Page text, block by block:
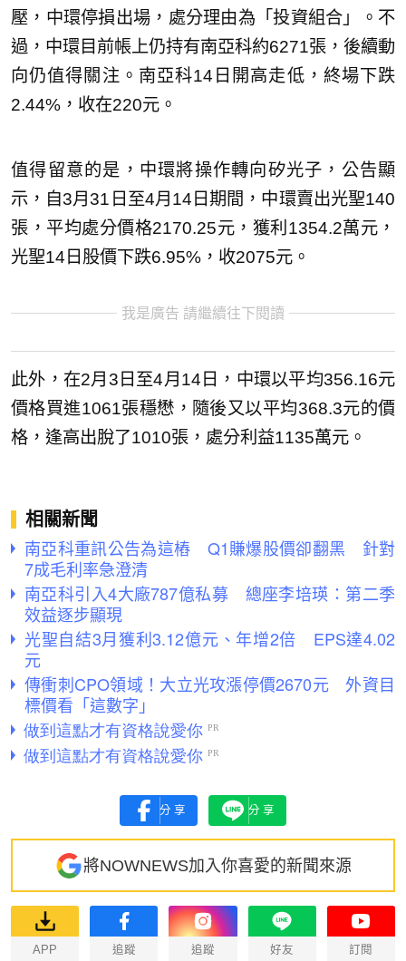
壓，中環停損出場，處分理由為「投資組合」。不
過，中環目前帳上仍持有南亞科約6271張，後續動
向仍值得關注。南亞科14日開高走低，終場下跌
2.44%，收在220元。
值得留意的是，中環將操作轉向矽光子，公告顯
示，自3月31日至4月14日期間，中環賣出光聖140
張，平均處分價格2170.25元，獲利1354.2萬元，
光聖14日股價下跌6.95%，收2075元。
我是廣告 請繼續往下閱讀
此外，在2月3日至4月14日，中環以平均356.16元
價格買進1061張穩懋，隨後又以平均368.3元的價
格，逢高出脫了1010張，處分利益1135萬元。
相關新聞
南亞科重訊公告為這樁 Q1賺爆股價卻翻黑 針對
7成毛利率急澄清
南亞科引入4大廠787億私募 總座李培瑛：第二季
效益逐步顯現
光聖自結3月獲利3.12億元、年增2倍 EPS達4.02
元
傳衝刺CPO領域！大立光攻漲停價2670元 外資目
標價看「這數字」
分享 分享
將NOWNEWS加入你喜愛的新聞來源
APP 追蹤 追蹤 好友 訂閱